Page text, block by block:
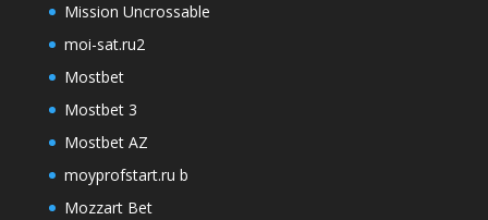
Mission Uncrossable
moi-sat.ru2
Mostbet
Mostbet 3
Mostbet AZ
moyprofstart.ru b
Mozzart Bet